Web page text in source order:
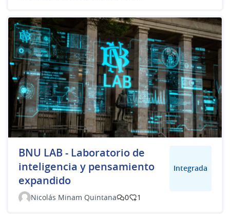
BNU LAB - Laboratorio de
inteligencia y pensamiento
expandido
Integrada
Nicolás Minam Quintana 0 1